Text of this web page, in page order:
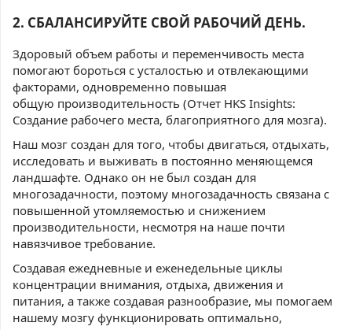
2. СБАЛАНСИРУЙТЕ СВОЙ РАБОЧИЙ ДЕНЬ.
Здоровый объем работы и переменчивость места
помогают бороться с усталостью и отвлекающими
факторами, одновременно повышая
общую производительность (Отчет HKS Insights:
Создание рабочего места, благоприятного для мозга).
Наш мозг создан для того, чтобы двигаться, отдыхать,
исследовать и выживать в постоянно меняющемся
ландшафте. Однако он не был создан для
многозадачности, поэтому многозадачность связана с
повышенной утомляемостью и снижением
производительности, несмотря на наше почти
навязчивое требование.
Создавая ежедневные и еженедельные циклы
концентрации внимания, отдыха, движения и
питания, а также создавая разнообразие, мы помогаем
нашему мозгу функционировать оптимально,